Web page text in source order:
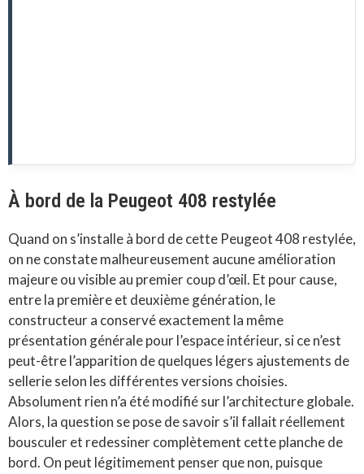
À bord de la Peugeot 408 restylée
Quand on s’installe à bord de cette Peugeot 408 restylée,
on ne constate malheureusement aucune amélioration
majeure ou visible au premier coup d’œil. Et pour cause,
entre la première et deuxième génération, le
constructeur a conservé exactement la même
présentation générale pour l’espace intérieur, si ce n’est
peut-être l’apparition de quelques légers ajustements de
sellerie selon les différentes versions choisies.
Absolument rien n’a été modifié sur l’architecture globale.
Alors, la question se pose de savoir s’il fallait réellement
bousculer et redessiner complètement cette planche de
bord. On peut légitimement penser que non, puisque